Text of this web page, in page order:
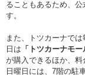
ることもあるため、
す。
また、トツカーナで
日は 「トツカーナモー
が購入できるほか、
日曜日には、7階の駐